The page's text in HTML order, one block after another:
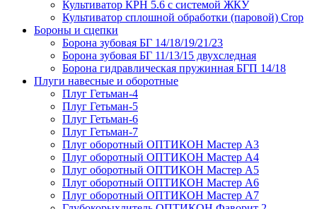
Культиватор КРН 5.6 с системой ЖКУ
Культиватор сплошной обработки (паровой) Crop
Бороны и сцепки
Борона зубовая БГ 14/18/19/21/23
Борона зубовая БГ 11/13/15 двухследная
Борона гидравлическая пружинная БГП 14/18
Плуги навесные и оборотные
Плуг Гетьман-4
Плуг Гетьман-5
Плуг Гетьман-6
Плуг Гетьман-7
Плуг оборотный ОПТИКОН Мастер А3
Плуг оборотный ОПТИКОН Мастер А4
Плуг оборотный ОПТИКОН Мастер А5
Плуг оборотный ОПТИКОН Мастер А6
Плуг оборотный ОПТИКОН Мастер А7